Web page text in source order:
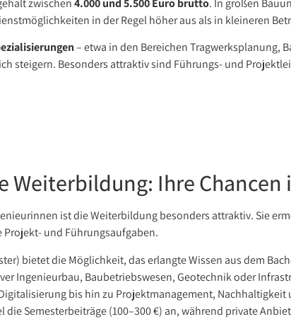
in der Regel höher aus als in kleineren
– etwa in den Bereichen Tragwerksplanung,
steigern. Besonders attraktiv sind Führungs- und
Weiterbildung: Ihre
ist die Weiterbildung besonders attraktiv. Sie
und Führungsaufgaben.
bietet die Möglichkeit, das erlangte Wissen aus dem
Ingenieurbau, Baubetriebswesen, Geotechnik oder
bis hin zu Projektmanagement,
die Semesterbeiträge (100–300 €) an, während private